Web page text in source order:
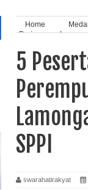
Home
Perjuangan
5
SPPI
swarahatirakyat